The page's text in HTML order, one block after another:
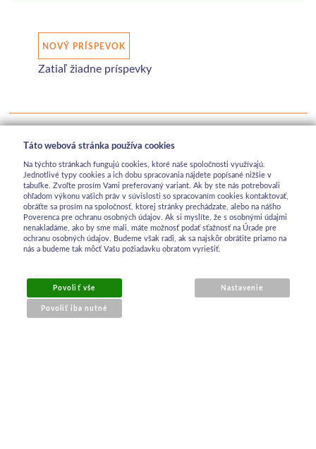
NOVÝ PRÍSPEVOK
Zatiaľ žiadne príspevky
Táto webová stránka používa cookies
Na týchto stránkach fungujú cookies, ktoré naše spoločnosti využívajú.
Jednotlivé typy cookies a ich dobu spracovania nájdete popísané nižšie v
tabuľke. Zvoľte prosím Vami preferovaný variant. Ak by ste nás potrebovali
ohľadom výkonu vašich práv v súvislosti so spracovaním cookies kontaktovať,
obráťte sa prosím na spoločnosť, ktorej stránky prechádzate, alebo na nášho
Poverenca pre ochranu osobných údajov. Ak si myslíte, že s osobnými údajmi
nenakladáme, ako by sme mali, máte možnosť podať sťažnosť na Úrade pre
ochranu osobných údajov. Budeme však radi, ak sa najskôr obrátite priamo na
nás a budeme tak môcť Vašu požiadavku obratom vyriešiť.
Povoliť vše
Povoliť iba nutné
Nastavenie